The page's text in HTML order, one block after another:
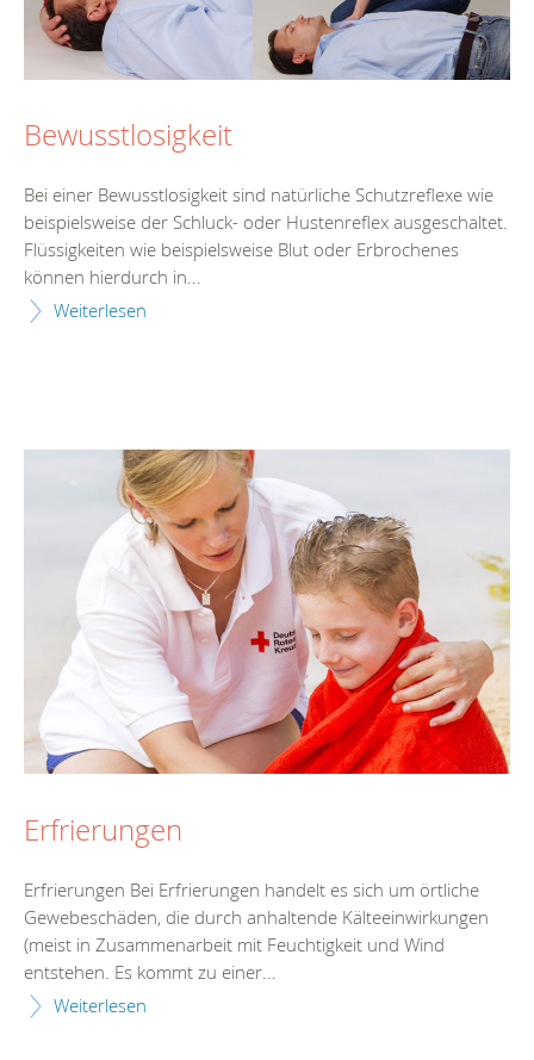
Bewusstlosigkeit
Bei einer Bewusstlosigkeit sind natürliche Schutzreflexe wie
beispielsweise der Schluck- oder Hustenreflex ausgeschaltet.
Flüssigkeiten wie beispielsweise Blut oder Erbrochenes
können hierdurch in...
Weiterlesen
Erfrierungen
Erfrierungen Bei Erfrierungen handelt es sich um örtliche
Gewebeschäden, die durch anhaltende Kälteeinwirkungen
(meist in Zusammenarbeit mit Feuchtigkeit und Wind
entstehen. Es kommt zu einer...
Weiterlesen